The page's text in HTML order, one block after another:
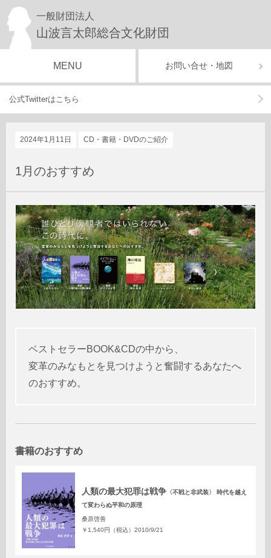
一般財団法人
山波言太郎総合文化財団
MENU お問い合せ・地図
公式Twitterはこちら
2024年1月11日 CD・書籍・DVDのご紹介
1月のおすすめ
ベストセラーBOOK&CDの中から、
変革のみなもとを見つけようと奮闘するあなたへ
のおすすめ。
書籍のおすすめ
人類の最大犯罪は戦争 〈不戦と非武装〉 時代を越え
て変わらぬ平和の原理
桑原啓善
￥1,540円（税込） 2010/9/21